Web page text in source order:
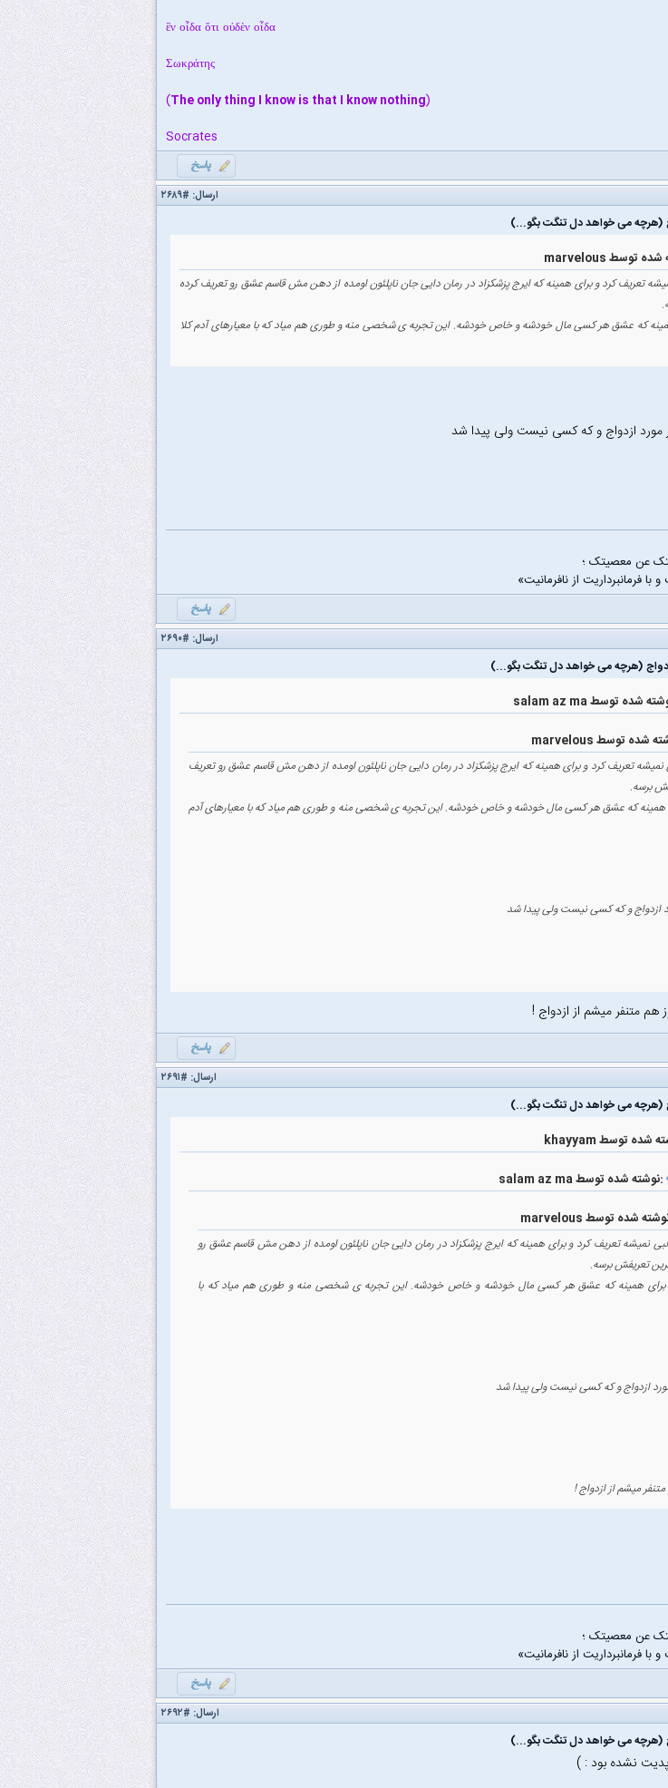
ἓν οἶδα ὅτι οὐδὲν οἶδα
Σωκράτης
(
The only thing I know is that I know nothing
)
Socrates
ارسال: #۲۶۸۹
(هرچه می خواهد دل تنگت بگو...)
تعریف کرد و برای همینه که ایرج پزشکزاد در رمان دایی جان ناپلئون اومده از دهن مش قاسم عشق رو تعریف کرده
که عشق هر کسی مال خودشه و خاص خودشه. این تجربه ی شخصی منه و طوری هم میاد که با معیارهای آدم کلا
مورد ازدواج و که کسی نیست ولی پیدا شد
عن معصیتک ؛
فرمانبرداریت از نافرمانیت»
ارسال: #۲۶۹۰
تعریف کرد و برای همینه که ایرج پزشکزاد در رمان دایی جان ناپلئون اومده از دهن مش قاسم عشق رو تعریف
برسه.
همینه که عشق هر کسی مال خودشه و خاص خودشه. این تجربه ی شخصی منه و طوری هم میاد که با معیارهای آدم
ازدواج و که کسی نیست ولی پیدا شد
هم متنفر میشم از ازدواج !
ارسال: #۲۶۹۱
(هرچه می خواهد دل تنگت بگو...)
salam az ma نوشته شده توسط:
نمیشه تعریف کرد و برای همینه که ایرج پزشکزاد در رمان دایی جان ناپلئون اومده از دهن مش قاسم عشق رو
تعریفش برسه.
همینه که عشق هر کسی مال خودشه و خاص خودشه. این تجربه ی شخصی منه و طوری هم میاد که با
ازدواج و که کسی نیست ولی پیدا شد
میشم از ازدواج !
عن معصیتک ؛
فرمانبرداریت از نافرمانیت»
ارسال: #۲۶۹۲
(هرچه می خواهد دل تنگت بگو...)
آپدیت نشده بود : )